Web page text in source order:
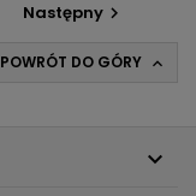
Następny 
POWRÓT DO GÓRY 
